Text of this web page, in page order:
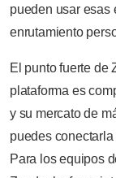
pueden usar esas
enrutamiento
El punto fuerte de
plataforma es
y su mercato de
puedes
Para los equipos